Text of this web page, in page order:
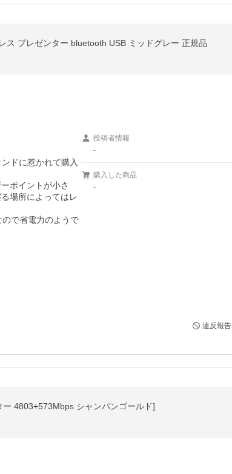
ス プレゼンター bluetooth USB ミッドグレー 正規品
ドに惹かれて購入
ポイントが小さ
場所によってはレ
で省電力のようで
投稿者情報
-
購入した商品
-
違反報告
4803+573Mbps シャンパンゴールド]